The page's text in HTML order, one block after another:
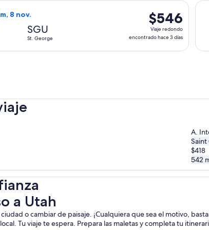
1
día
8 nov.
SGU
St. George
$546
Viaje
redondo,
encontrado
$546
Viaje redondo
encontrado hace 3 días
de American Airlines, con salida el vie, 6 nov.
A.
$418
542
a Utah
o cambiar de paisaje. ¡Cualquiera que sea el motivo,
Tu viaje te espera. Prepara las maletas y completa tu